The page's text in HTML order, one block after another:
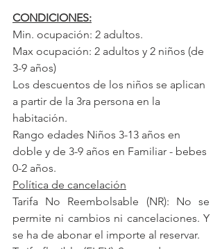
CONDICIONES:
Min. ocupación: 2 adultos.
Max ocupación: 2 adultos y 2 niños (de
3-9 años)
Los descuentos de los niños se aplican
a partir de la 3ra persona en la
habitación.
Rango edades Niños 3-13 años en
doble y de 3-9 años en Familiar - bebes
0-2 años.
Política de cancelación
Tarifa No Reembolsable (NR): No se
permite ni cambios ni cancelaciones. Y
se ha de abonar el importe al reservar.